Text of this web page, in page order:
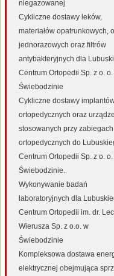
niegazowanej
Cykliczne dostawy leków,
materiałów opatrunkowych,
jednorazowych oraz filtrów
antybakteryjnych dla
Centrum Ortopedii Sp. z o.
Świebodzinie
Cykliczne dostawy
ortopedycznych oraz
stosowanych przy zabiegach
ortopedycznych do
Centrum Ortopedii Sp. z o.
Świebodzinie.
Wykonywanie badań
laboratoryjnych dla
Centrum Ortopedii im. dr.
Wierusza Sp. z o.o. w
Świebodzinie
Kompleksowa dostawa
elektrycznej obejmująca